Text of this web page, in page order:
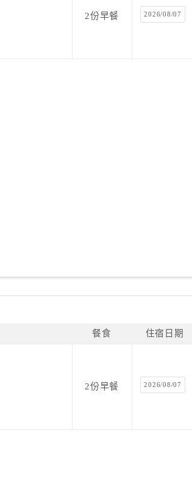
2份早餐 2026/08/07
餐食 住宿日期
2份早餐 2026/08/07